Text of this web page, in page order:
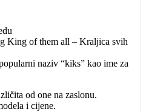
King of them all – Kraljica svih
naziv “kiks” kao ime za
od one na zaslonu.
i cijene.